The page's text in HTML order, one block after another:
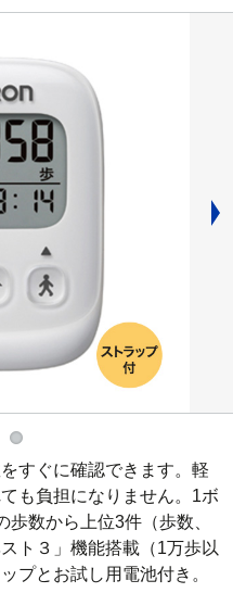
すぐに確認できます。軽
も負担になりません。1ボ
数から上位3件（歩数、
ト３」機能搭載（1万歩以
プとお試し用電池付き。